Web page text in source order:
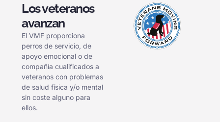
Los veteranos
avanzan
El VMF proporciona
perros de servicio, de
apoyo emocional o de
compañía cualificados a
veteranos con problemas
de salud física y/o mental
sin coste alguno para
ellos.